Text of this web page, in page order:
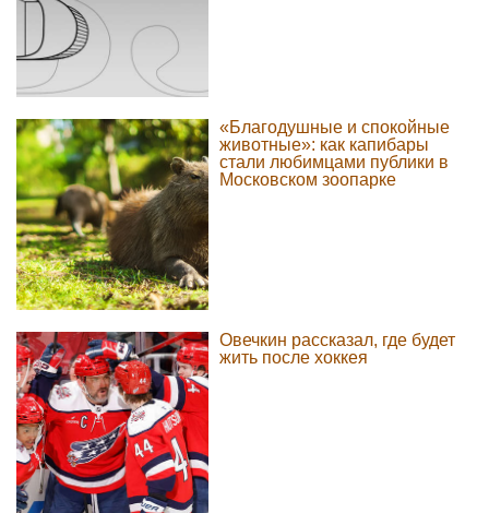
«Благодушные и спокойные
животные»: как капибары
стали любимцами публики в
Московском зоопарке
Овечкин рассказал, где будет
жить после хоккея